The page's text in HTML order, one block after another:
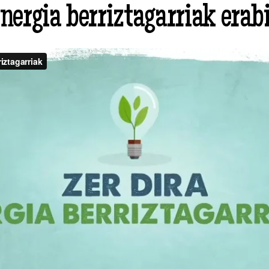
berriztagarriak